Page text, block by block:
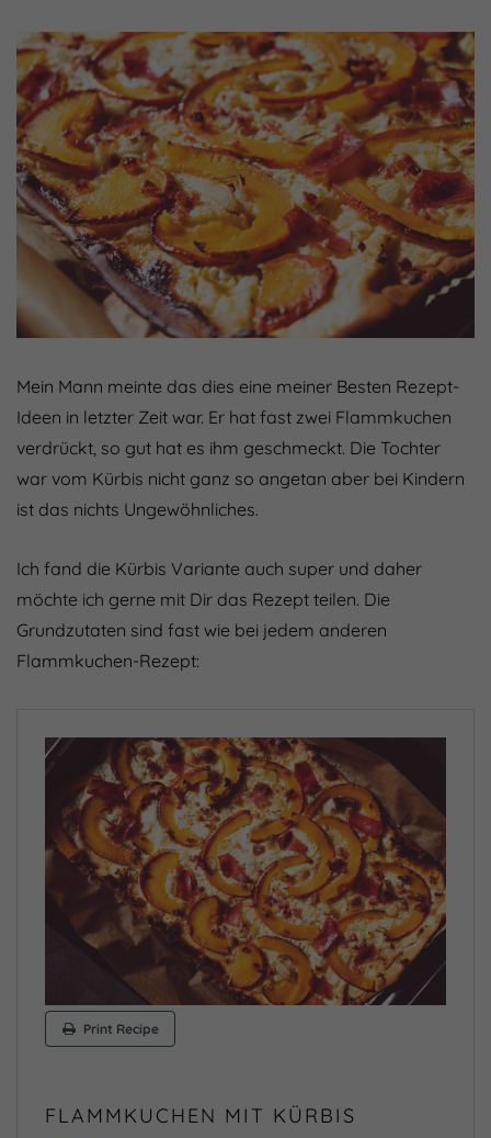
Mein Mann meinte das dies eine meiner Besten Rezept-
Ideen in letzter Zeit war. Er hat fast zwei Flammkuchen
verdrückt, so gut hat es ihm geschmeckt. Die Tochter
war vom Kürbis nicht ganz so angetan aber bei Kindern
ist das nichts Ungewöhnliches.
Ich fand die Kürbis Variante auch super und daher
möchte ich gerne mit Dir das Rezept teilen. Die
Grundzutaten sind fast wie bei jedem anderen
Flammkuchen-Rezept:
Print Recipe
FLAMMKUCHEN MIT KÜRBIS